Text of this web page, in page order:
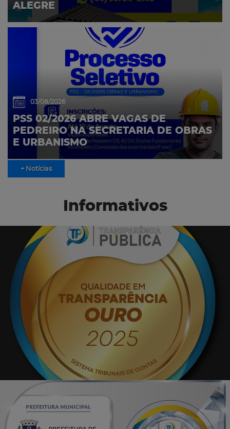
ALEGRE
03/08/2026
PSS 02/2026 ABRE VAGAS DE
PEDREIRO NA SECRETARIA DE OBRAS
E URBANISMO
+ Notícias
Informativos